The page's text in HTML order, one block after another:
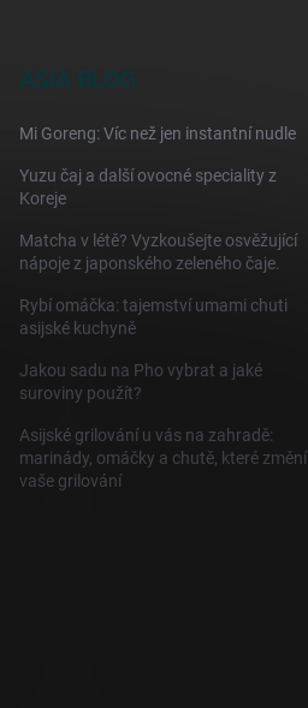
ASIA BLOG
Mi Goreng: Víc než jen instantní nudle
Yuzu čaj a další ovocné speciality z
Koreje
Matcha v létě? Vyzkoušejte osvěžující
nápoje z japonského zeleného čaje.
Rybí omáčka: tajemství umami chuti
asijské kuchyně
Jakou sadu na Pho vybrat a jaké
suroviny použít?
Asijské grilování u vás na zahradě:
marinády, omáčky a chutě, které změní
vaše grilování